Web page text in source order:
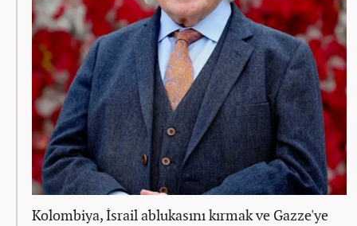
Kolombiya, İsrail ablukasını kırmak ve Gazze'ye